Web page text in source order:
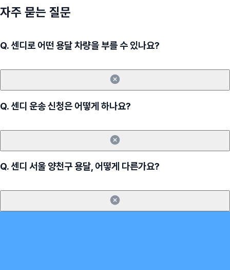
자주 묻는 질문
Q.센디로 어떤 용달 차량을 부를 수 있나요?
Q.센디 운송 신청은 어떻게 하나요?
Q.센디 서울 양천구 용달, 어떻게 다른가요?